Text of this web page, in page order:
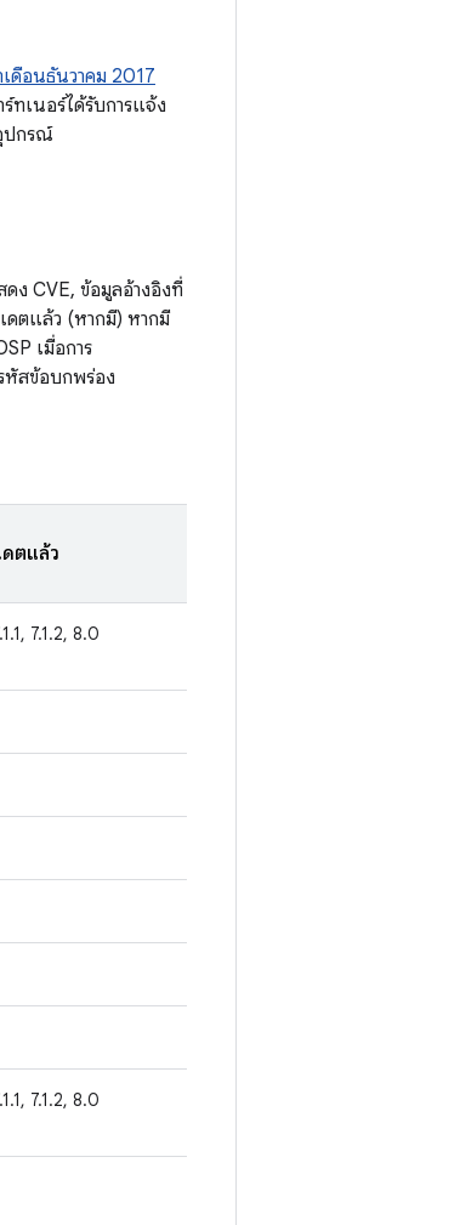
ดือนธันวาคม 2017
ทเนอร์ได้รับการแจ้ง
ปกรณ์
ง CVE, ข้อมูลอ้างอิงที่
ดตแล้ว (หากมี) หากมี
เมื่อการ
หัสข้อบกพร่อง
ตแล้ว
7.1.2, 8.0
7.1.2, 8.0